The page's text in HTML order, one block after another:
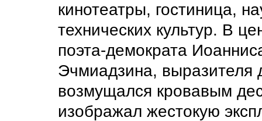
кинотеатры, гостиница,
технических культур. В
поэта-демократа
Эчмиадзина, выразителя
возмущался кровавым
изображал жестокую